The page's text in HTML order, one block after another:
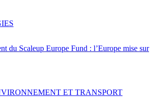
du Scaleup Europe Fund : l’Europe mise sur
ET TRANSPORT